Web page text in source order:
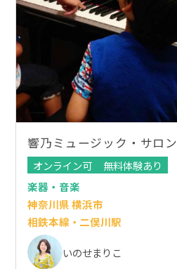
響乃ミュージック・サロン
オンライン可
無料体験あり
楽器・音楽
神奈川県 横浜市
相鉄本線・二俣川駅
いのせまりこ